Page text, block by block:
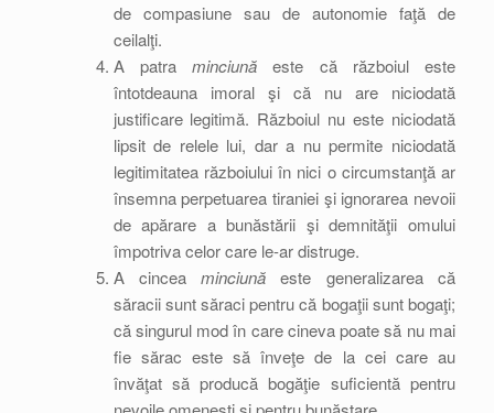
de compasiune sau de autonomie faţă de
ceilalţi.
A patra minciună este că războiul este
întotdeauna imoral şi că nu are niciodată
justificare legitimă. Războiul nu este niciodată
lipsit de relele lui, dar a nu permite niciodată
legitimitatea războiului în nici o circumstanţă ar
însemna perpetuarea tiraniei şi ignorarea nevoii
de apărare a bunăstării şi demnităţii omului
împotriva celor care le-ar distruge.
A cinceaminciună este generalizarea că
săracii sunt săraci pentru că bogaţii sunt bogaţi;
că singurul mod în care cineva poate să nu mai
fie sărac este să înveţe de la cei care au
învăţat să producă bogăţie suficientă pentru